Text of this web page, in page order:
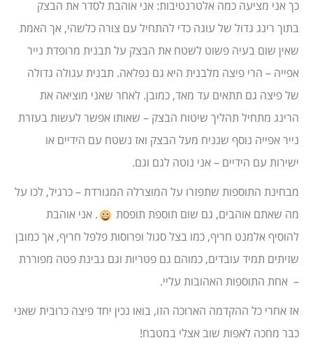
כך אני מציעה כמה אלטרנטיבות: אני אוהבת לסדר את הבצק
בתוך רינג גדול של עוגה כדי להתחיל עם צורה כלשהי, אך האמת
שאין שום בעיה פשוט לשטח את הבצק על תבנית מרופדת נייר
אפייה – הרי פיצה מלבנית היא גם נפלאה. תבנית עגולה גדולה
של פיצה גם תתאים עד מאד, כמובן. לאחר שאני מוציאה את
הרינג מתחיל תהליך שיטוח הבצק – שאותו אפשר לעשות בעזרת
נייר אפייה נוסף שנניח מעל הבצק ואז נשטח עם הידיים או
ישירות עם הידיים – אני נוטה לגם וגם.
מבחינת התוספות שתפזרו על המוצרלה המגורדת – כרגיל, לכו על
מה שאתם אוהבים, גם שום תוספת תופסת
. אני אוהבת
להוסיף אלמנט חריף, כמו בצל סגול ופרוסות פלפל חריף, אך כמובן
שזיתים תמיד עובדים, כמוהם גם פטריות וגם גבינת פטה מפוררת
– אחת התוספות האהובות עליי.
אז אחרי כל ההקדמה הארוכה הזו, בואו נכין יחד פיצה כרובית שאני
כבר מחכה לאפות שוב אצלי במטבח!